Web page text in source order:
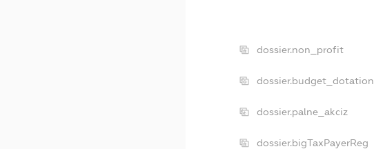
dossier.non_profit
dossier.budget_dotation
dossier.palne_akciz
dossier.bigTaxPayerReg